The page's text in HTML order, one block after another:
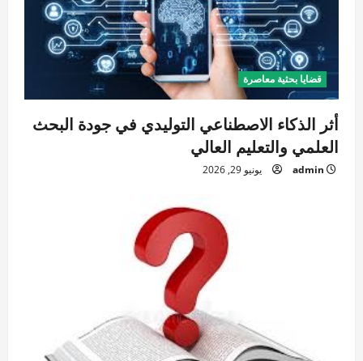
ت
قضايا بحثية معاصرة
أثر الذكاء الاصطناعي التوليدي في جودة البحث
العلمي والتعليم العالي
admin يونيو 29, 2026